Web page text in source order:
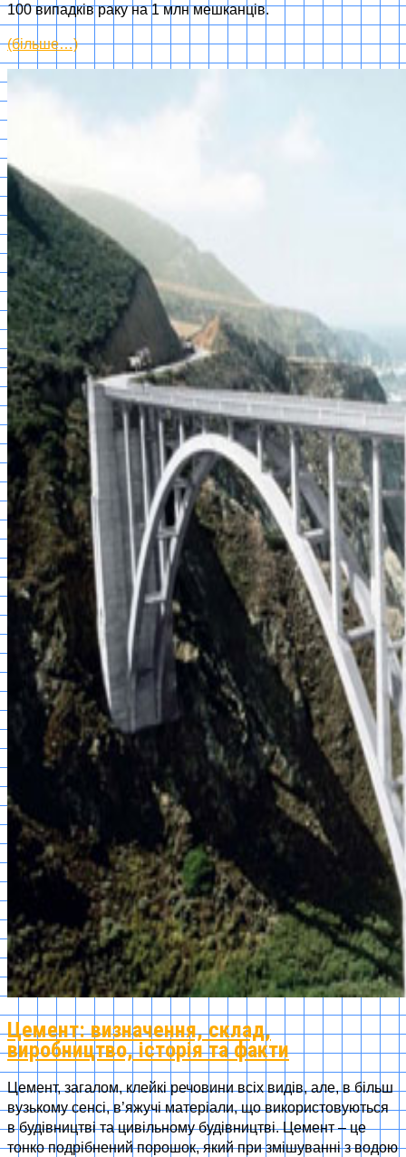
100 випадків раку на 1 млн мешканців.
(більше…)
Цемент: визначення, склад,
виробництво, історія та факти
Цемент, загалом, клейкі речовини всіх видів, але, в більш
вузькому сенсі, в’яжучі матеріали, що використовуються
в будівництві та цивільному будівництві. Цемент – це
тонко подрібнений порошок, який при змішуванні з водою